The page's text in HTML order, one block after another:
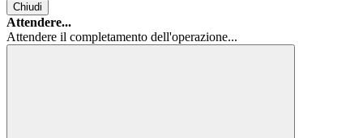
Chiudi
Attendere...
Attendere il completamento dell'operazione...